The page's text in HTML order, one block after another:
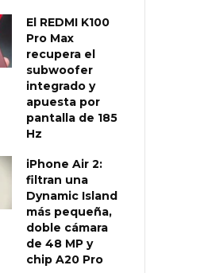
El REDMI K100
Pro Max
recupera el
subwoofer
integrado y
apuesta por
pantalla de 185
Hz
iPhone Air 2:
filtran una
Dynamic Island
más pequeña,
doble cámara
de 48 MP y
chip A20 Pro